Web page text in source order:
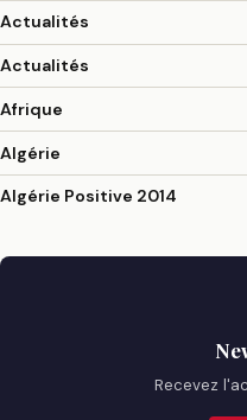
Actualités
Actualités
Afrique
Algérie
Algérie Positive 2014
Recevez